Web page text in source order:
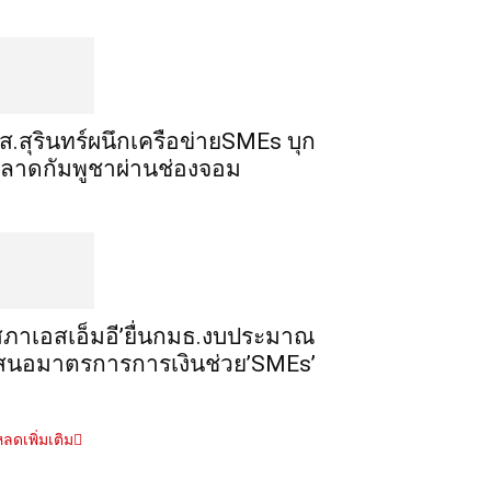
.สุรินทร์ผนึกเครือข่ายSMEs บุก
าดกัมพูชาผ่านช่องจอม
ภาเอสเอ็มอี’ยื่นกมธ.งบประมาณ
นอมาตรการการเงินช่วย’SMEs’
ดเพิ่มเติม